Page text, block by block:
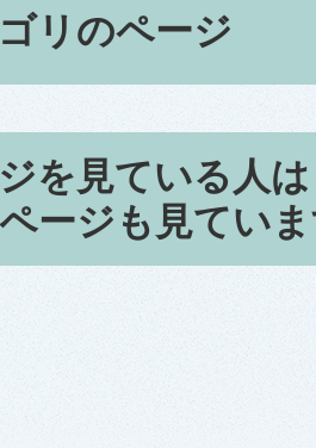
リのページ
を見ている人は
ージも見てい